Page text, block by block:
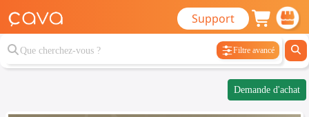
Support
Filtre avancé
Demande d'achat